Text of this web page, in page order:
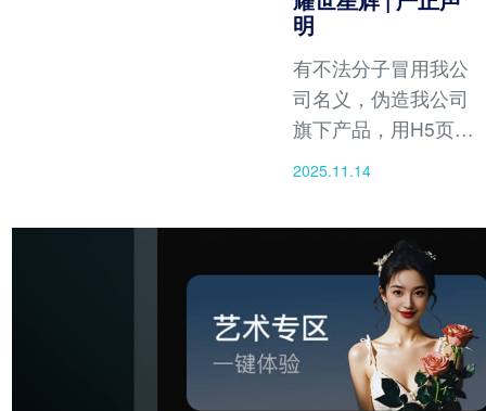
明
有不法分子冒用我公
司名义，伪造我公司
旗下产品，用H5页面
形式制作假冒“耀世星
户发送下载链接。该
等不法分子冒充我公
司员工，以招募兼职
主播、录制有声书、
推广书籍等为由，诱
骗用户预存费用参与
2025.11.14